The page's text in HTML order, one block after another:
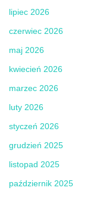
lipiec 2026
czerwiec 2026
maj 2026
kwiecień 2026
marzec 2026
luty 2026
styczeń 2026
grudzień 2025
listopad 2025
październik 2025